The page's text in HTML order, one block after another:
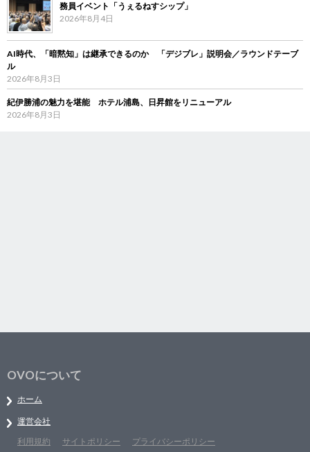
務員イベント「うぇるねすシップ」
2026年8月4日
AI時代、「暗黙知」は継承できるのか 「デジブレ」説明会／ラウンドテーブ
ル
2026年8月3日
紀伊勝浦の魅力を堪能 ホテル浦島、日昇館をリニューアル
2026年8月3日
OVOについて
ホーム
運営会社
利用規約
サイトポリシー プライバシーポリシー